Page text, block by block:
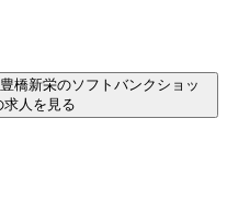
橋新栄のソフトバンクショッ
人を見る